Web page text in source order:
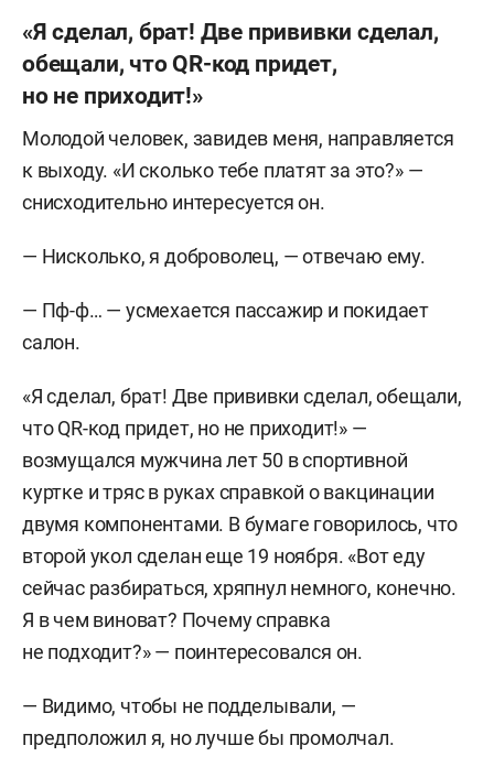
«Я сделал, брат! Две прививки сделал,
обещали, что QR-код придет,
но не приходит!»
Молодой человек, завидев меня, направляется
к выходу. «И сколько тебе платят за это?» —
снисходительно интересуется он.
— Нисколько, я доброволец, — отвечаю ему.
— Пф-ф… — усмехается пассажир и покидает
салон.
«Я сделал, брат! Две прививки сделал, обещали,
что QR-код придет, но не приходит!» —
возмущался мужчина лет 50 в спортивной
куртке и тряс в руках справкой о вакцинации
двумя компонентами. В бумаге говорилось, что
второй укол сделан еще 19 ноября. «Вот еду
сейчас разбираться, хряпнул немного, конечно.
Я в чем виноват? Почему справка
не подходит?» — поинтересовался он.
— Видимо, чтобы не подделывали, —
предположил я, но лучше бы промолчал.